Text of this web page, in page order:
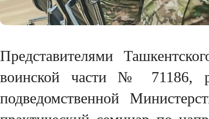
Представителями
воинской части № 71186,
подведомственной